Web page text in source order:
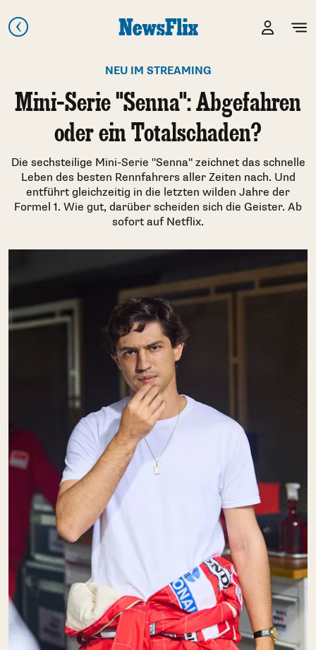
NEU IM STREAMING
Mini-Serie "Senna": Abgefahren
oder ein Totalschaden?
Die sechsteilige Mini-Serie "Senna" zeichnet das schnelle
Leben des besten Rennfahrers aller Zeiten nach. Und
entführt gleichzeitig in die letzten wilden Jahre der
Formel 1. Wie gut, darüber scheiden sich die Geister. Ab
sofort auf Netflix.